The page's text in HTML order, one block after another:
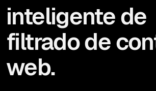
inteligente de
filtrado de
web.